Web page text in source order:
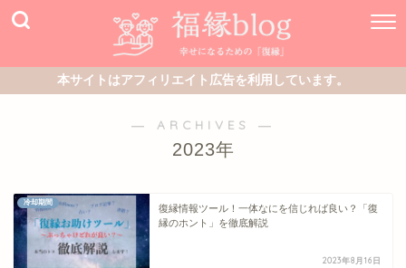
本サイトはアフィリエイト広告を利用しています。
― ARCHIVES ―
2023年
冷却期間
復縁情報ツール！一体なにを信じれば良い？「復
縁のホント」を徹底解説
2023年8月16日